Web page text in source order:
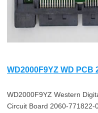
WD2000F9YZ WD PCB
WD2000F9YZ Western
Circuit Board 2060-771822-